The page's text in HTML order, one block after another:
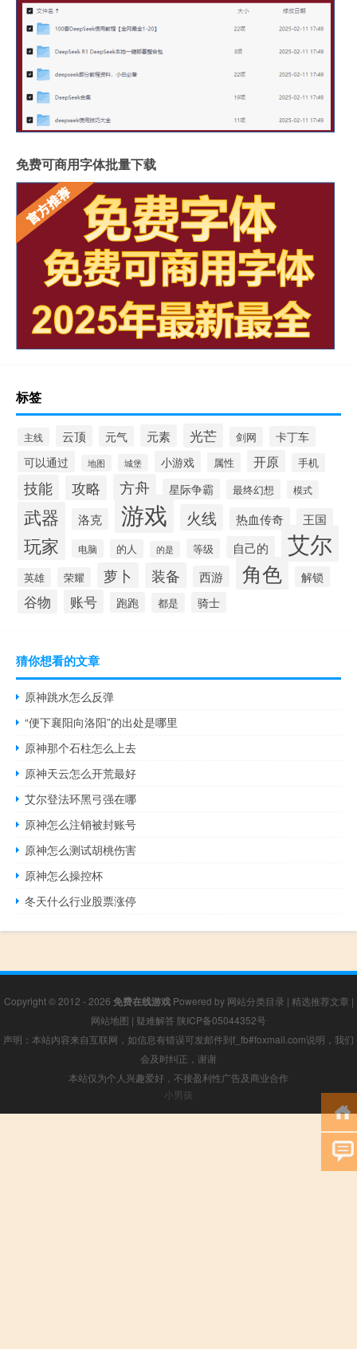
免费可商用字体批量下载
标签
主线 云顶 元气 元素 光芒 剑网 卡丁车
可以通过 地图 城堡 小游戏 属性 开原 手机
技能 攻略 方舟 星际争霸 最终幻想 模式
武器 洛克 游戏 火线 热血传奇 王国
玩家 电脑 的人 的是 等级 自己的 艾尔
英雄 荣耀 萝卜 装备 西游 角色 解锁
谷物 账号 跑跑 都是 骑士
猜你想看的文章
原神跳水怎么反弹
“便下襄阳向洛阳”的出处是哪里
原神那个石柱怎么上去
原神天云怎么开荒最好
艾尔登法环黑弓强在哪
原神怎么注销被封账号
原神怎么测试胡桃伤害
原神怎么操控杯
冬天什么行业股票涨停
Copyright © 2012 - 2026 免费在线游戏Powered by 网站分类目录 | 精选推荐文章 |
网站地图 | 疑难解答 陕ICP备05044352号
声明：本站内容来自互联网，如信息有错误可发邮件到f_fb#foxmail.com说明，我们
会及时纠正，谢谢
本站仅为个人兴趣爱好，不接盈利性广告及商业合作
小男孩